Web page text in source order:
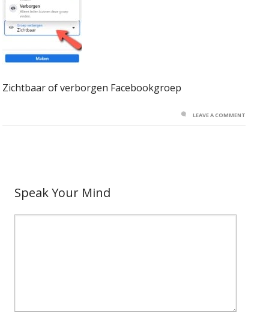
Zichtbaar of verborgen Facebookgroep
LEAVE A COMMENT
Speak Your Mind